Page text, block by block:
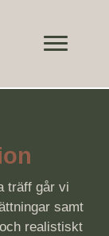
träff går vi
samt
realistiskt